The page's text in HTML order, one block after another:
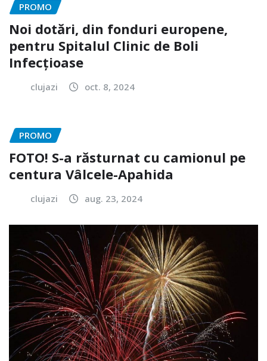
PROMO
Noi dotări, din fonduri europene,
pentru Spitalul Clinic de Boli
Infecțioase
clujazi oct. 8, 2024
PROMO
FOTO! S-a răsturnat cu camionul pe
centura Vâlcele-Apahida
clujazi aug. 23, 2024